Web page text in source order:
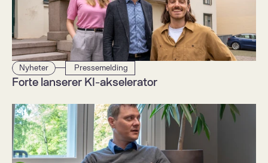
Nyheter Pressemelding
Forte lanserer KI-akselerator